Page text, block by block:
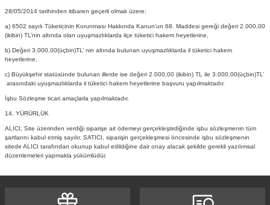
28/05/2014 tarihinden itibaren geçerli olmak üzere:
a) 6502 sayılı Tüketicinin Korunması Hakkında Kanun’un 68. Maddesi gereği değeri 2.000,00
(ikibin) TL’nin altında olan uyuşmazlıklarda ilçe tüketici hakem heyetlerine,
b) Değeri 3.000,00(üçbin)TL’ nin altında bulunan uyuşmazlıklarda il tüketici hakem
heyetlerine,
c) Büyükşehir statüsünde bulunan illerde ise değeri 2.000,00 (ikibin) TL ile 3.000,00(üçbin)TL’
arasındaki uyuşmazlıklarda il tüketici hakem heyetlerine başvuru yapılmaktadır.
İşbu Sözleşme ticari amaçlarla yapılmaktadır.
14. YÜRÜRLÜK
ALICI, Site üzerinden verdiği siparişe ait ödemeyi gerçekleştirdiğinde işbu sözleşmenin tüm
şartlarını kabul etmiş sayılır. SATICI, siparişin gerçekleşmesi öncesinde işbu sözleşmenin
sitede ALICI tarafından okunup kabul edildiğine dair onay alacak şekilde gerekli yazılımsal
düzenlemeleri yapmakla yükümlüdür.